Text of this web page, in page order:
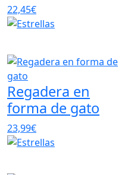
22,45€
Regadera en
forma de gato
23,99€